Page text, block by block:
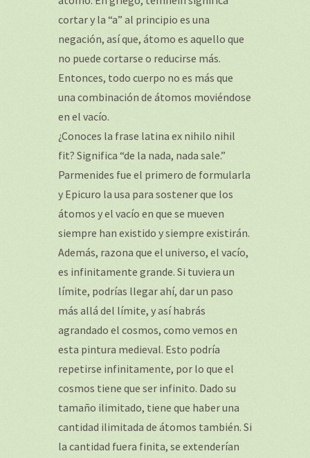
cortar y la “a” al principio es una
negación, así que, átomo es aquello que
no puede cortarse o reducirse más.
Entonces, todo cuerpo no es más que
una combinación de átomos moviéndose
en el vacío.
¿Conoces la frase latina ex nihilo nihil
fit? Significa “de la nada, nada sale.”
Parmenides fue el primero de formularla
y Epicuro la usa para sostener que los
átomos y el vacío en que se mueven
siempre han existido y siempre existirán.
Además, razona que el universo, el vacío,
es infinitamente grande. Si tuviera un
límite, podrías llegar ahí, dar un paso
más allá del límite, y así habrás
agrandado el cosmos, como vemos en
esta pintura medieval. Esto podría
repetirse infinitamente, por lo que el
cosmos tiene que ser infinito. Dado su
tamaño ilimitado, tiene que haber una
cantidad ilimitada de átomos también. Si
la cantidad fuera finita, se extenderían